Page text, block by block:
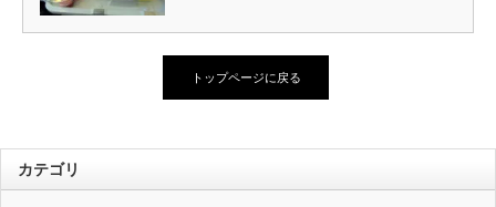
トップページに戻る
カテゴリ